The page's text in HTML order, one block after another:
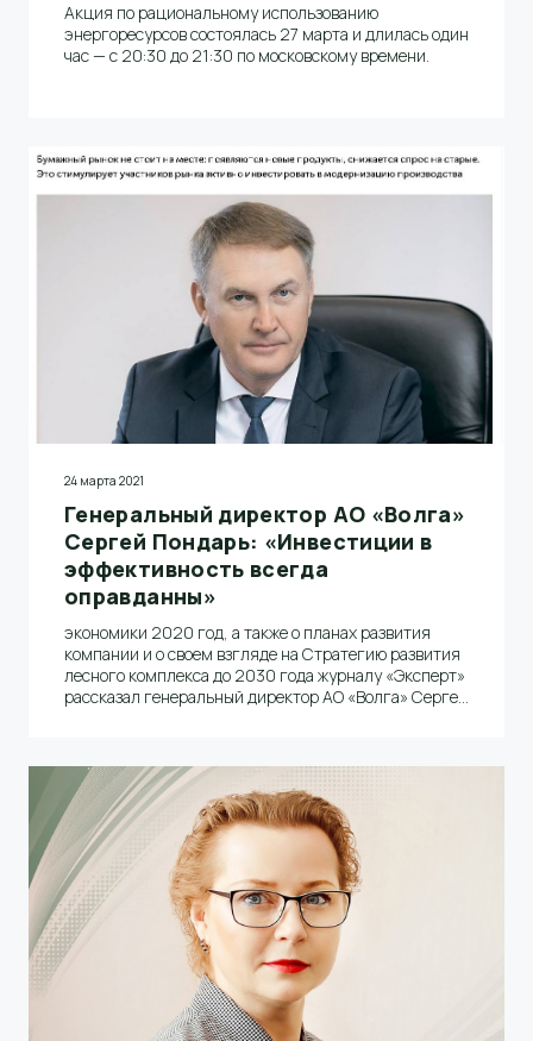
Акция по рациональному использованию
энергоресурсов состоялась 27 марта и длилась один
час — с 20:30 до 21:30 по московскому времени.
24 марта 2021
Генеральный директор АО «Волга»
Сергей Пондарь: «Инвестиции в
эффективность всегда
оправданны»
экономики 2020 год, а также о планах развития
компании и о своем взгляде на Стратегию развития
лесного комплекса до 2030 года журналу «Эксперт»
рассказал генеральный директор АО «Волга» Сергей